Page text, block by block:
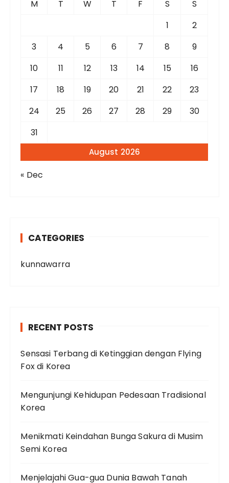
August 2026
M T W T F S
S
1
2
3
4 5 6 7 8
9
10
11 12 13 14 15
16
17
18 19 20 21 22
23
24
25 26 27 28 29
30
31
« Dec
CATEGORIES
kunnawarra
RECENT POSTS
Sensasi Terbang di Ketinggian dengan Flying
Fox di Korea
Mengunjungi Kehidupan Pedesaan Tradisional
Korea
Menikmati Keindahan Bunga Sakura di Musim
Semi Korea
Menjelajahi Gua-gua Dunia Bawah Tanah